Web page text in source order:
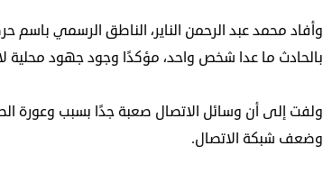
وأفاد محمد عبد الرحمن الناير، الناطق الرسمي
بالحادث ما عدا شخص واحد، مؤكدًا وجود جهود محلية
ولفت إلى أن وسائل الاتصال صعبة جدًا بسبب وعورة
وضعف شبكة الاتصال.